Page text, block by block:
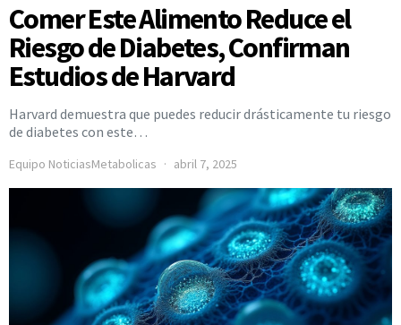
Comer Este Alimento Reduce el
Riesgo de Diabetes, Confirman
Estudios de Harvard
Harvard demuestra que puedes reducir drásticamente tu riesgo
de diabetes con este…
Equipo NoticiasMetabolicas abril 7, 2025